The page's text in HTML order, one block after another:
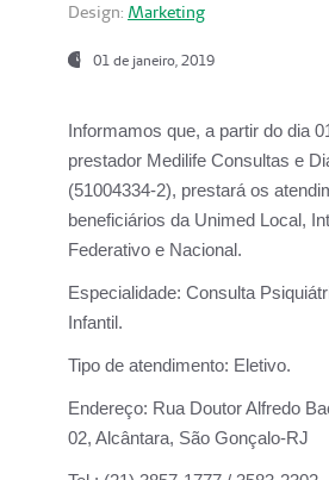
Design: Marketing
01 de janeiro, 2019
Informamos que, a partir do dia
prestador Medilife Consultas e
(51004334-2), prestará os
beneficiários da Unimed Local,
Federativo e Nacional.
Especialidade: Consulta
Infantil.
Tipo de atendimento: Eletivo.
Endereço: Rua Doutor Alfredo
02, Alcântara, São Gonçalo-RJ